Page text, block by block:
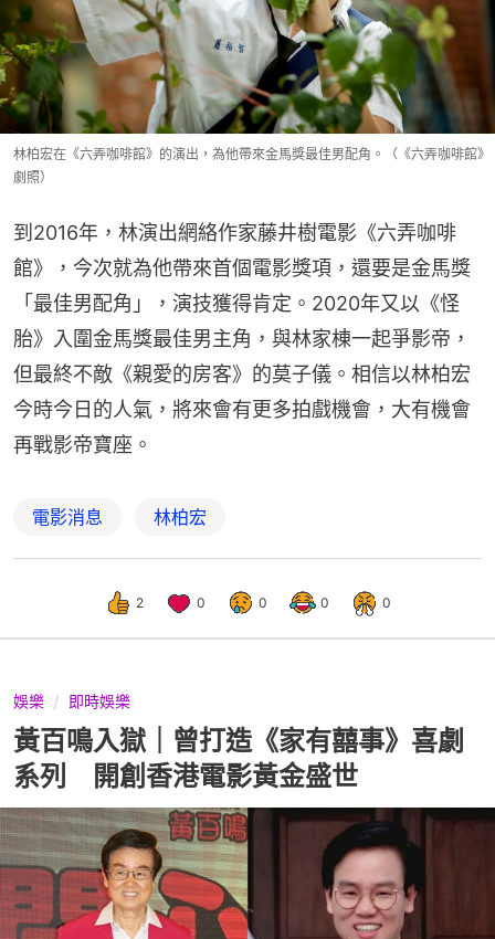
林柏宏在《六弄咖啡館》的演出，為他帶來金馬獎最佳男配角。（《六弄咖啡館》
劇照）
到2016年，林演出網絡作家藤井樹電影《六弄咖啡
館》，今次就為他帶來首個電影獎項，還要是金馬獎
「最佳男配角」，演技獲得肯定。2020年又以《怪
胎》入圍金馬獎最佳男主角，與林家棟一起爭影帝，
但最終不敵《親愛的房客》的莫子儀。相信以林柏宏
今時今日的人氣，將來會有更多拍戲機會，大有機會
再戰影帝寶座。
電影消息 林柏宏
2 0 0 0 0
娛樂 即時娛樂
黃百鳴入獄｜曾打造《家有囍事》喜劇
系列 開創香港電影黃金盛世